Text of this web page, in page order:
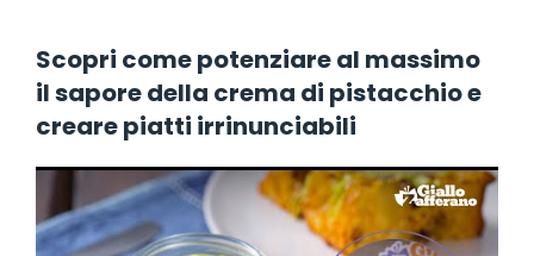
Scopri come potenziare al massimo
il sapore della crema di pistacchio e
creare piatti irrinunciabili